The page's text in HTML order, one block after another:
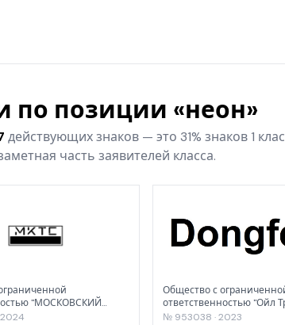
по позиции «неон»
действующих знаков — это 31% знаков 1
часть заявителей класса.
"МОСКОВСКИЙ
СПЛАВОВ"
Общество с
ответственностью "Ойл
№ 953038 · 2023